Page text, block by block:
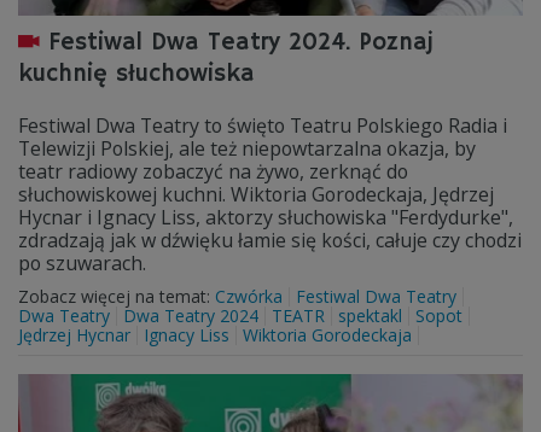
Festiwal Dwa Teatry 2024. Poznaj
kuchnię słuchowiska
Festiwal Dwa Teatry to święto Teatru Polskiego Radia i
Telewizji Polskiej, ale też niepowtarzalna okazja, by
teatr radiowy zobaczyć na żywo, zerknąć do
słuchowiskowej kuchni. Wiktoria Gorodeckaja, Jędrzej
Hycnar i Ignacy Liss, aktorzy słuchowiska "Ferdydurke",
zdradzają jak w dźwięku łamie się kości, całuje czy chodzi
po szuwarach.
Zobacz więcej na temat: Czwórka
Festiwal Dwa Teatry
Dwa Teatry
Dwa Teatry 2024 TEATR spektakl
Sopot
Jędrzej Hycnar
Ignacy Liss Wiktoria Gorodeckaja